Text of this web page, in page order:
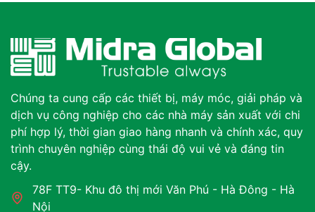
Chúng ta cung cấp các thiết bị, máy móc, giải pháp và
dịch vụ công nghiệp cho các nhà máy sản xuất với chi
phí hợp lý, thời gian giao hàng nhanh và chính xác, quy
trình chuyên nghiệp cùng thái độ vui vẻ và đáng tin
cậy.
78F TT9- Khu đô thị mới Văn Phú - Hà Đông - Hà
Nội